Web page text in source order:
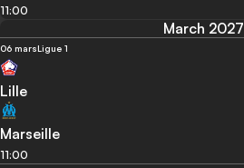
11:00
March 2027
06 marsLigue 1
Lille
Marseille
11:00